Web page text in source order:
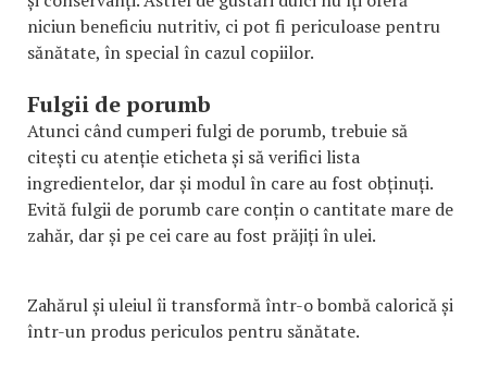
niciun beneficiu nutritiv, ci pot fi periculoase pentru
sănătate, în special în cazul copiilor.
Fulgii de porumb
Atunci când cumperi fulgi de porumb, trebuie să
citești cu atenție eticheta și să verifici lista
ingredientelor, dar și modul în care au fost obținuți.
Evită fulgii de porumb care conțin o cantitate mare de
zahăr, dar și pe cei care au fost prăjiți în ulei.
Zahărul și uleiul îi transformă într-o bombă calorică și
într-un produs periculos pentru sănătate.